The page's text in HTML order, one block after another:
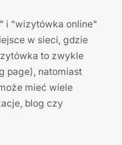
i "wizytówka online"
w sieci, gdzie
to zwykle
page), natomiast
mieć wiele
blog czy